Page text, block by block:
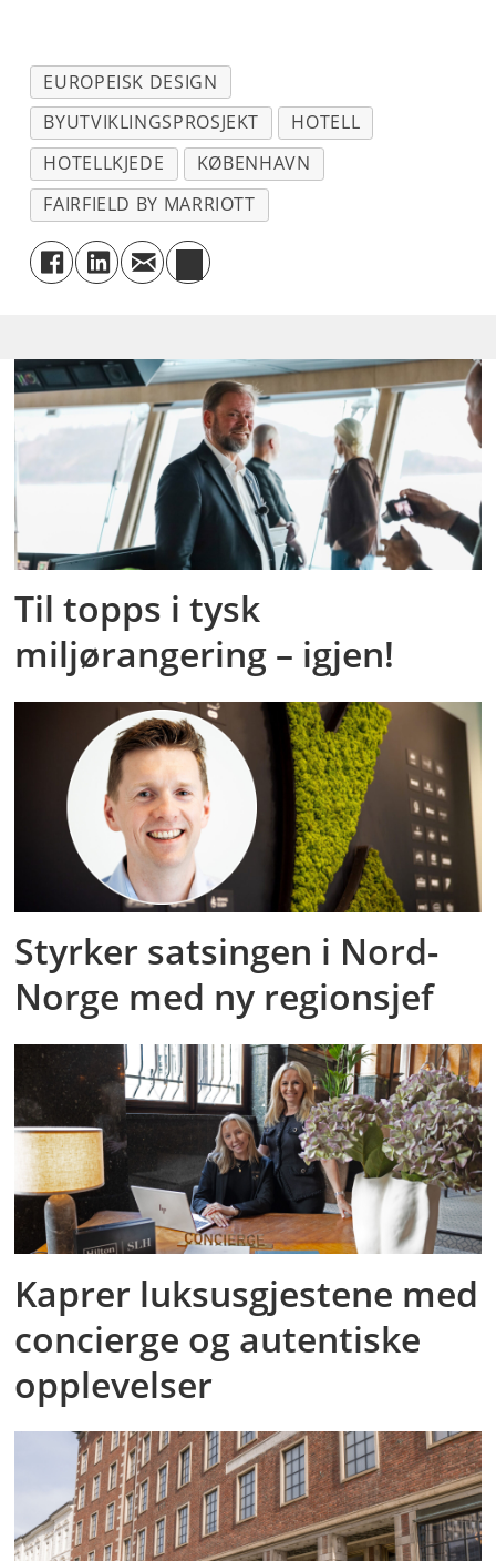
EUROPEISK DESIGN
BYUTVIKLINGSPROSJEKT
HOTELL
HOTELLKJEDE
KØBENHAVN
FAIRFIELD BY MARRIOTT
Til topps i tysk
miljørangering – igjen!
Styrker satsingen i Nord-
Norge med ny regionsjef
Kaprer luksusgjestene med
concierge og autentiske
opplevelser